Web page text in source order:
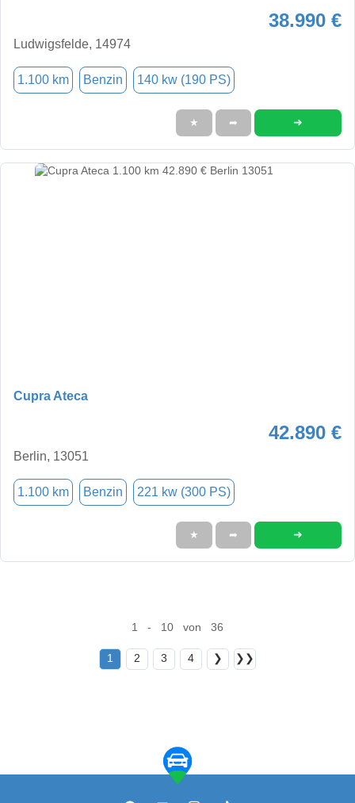
38.990 €
Ludwigsfelde, 14974
1.100 km Benzin 140 kw (190 PS)
★ ➦ ➜
Cupra Ateca
42.890 €
Berlin, 13051
1.100 km Benzin 221 kw (300 PS)
★ ➦ ➜
1 - 10 von 36
1 2 3 4 ❯ ❯❯